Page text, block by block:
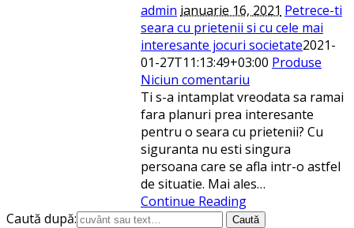
admin ianuarie 16, 2021 Petrece-ti
seara cu prietenii si cu cele mai
interesante jocuri societate2021-
01-27T11:13:49+03:00 Produse
Niciun comentariu
Ti s-a intamplat vreodata sa ramai
fara planuri prea interesante
pentru o seara cu prietenii? Cu
siguranta nu esti singura
persoana care se afla intr-o astfel
de situatie. Mai ales…
Continue Reading
Caută după: